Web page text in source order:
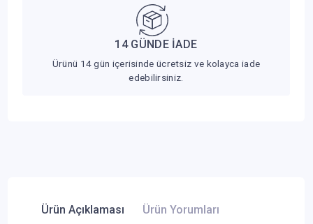
14 GÜNDE İADE
Ürünü 14 gün içerisinde ücretsiz ve kolayca iade
edebilirsiniz.
Ürün Açıklaması Ürün Yorumları